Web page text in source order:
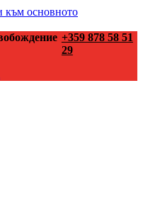
към основното
+359 878 58 51
29